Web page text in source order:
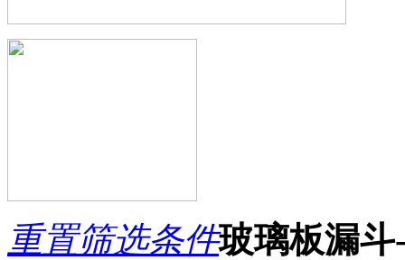
重置筛选条件玻璃板漏